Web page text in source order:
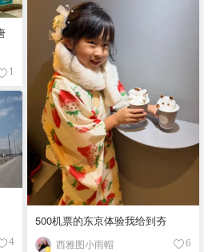
1
500机票的东京体验我给到夯
西雅图小雨帽 6
4